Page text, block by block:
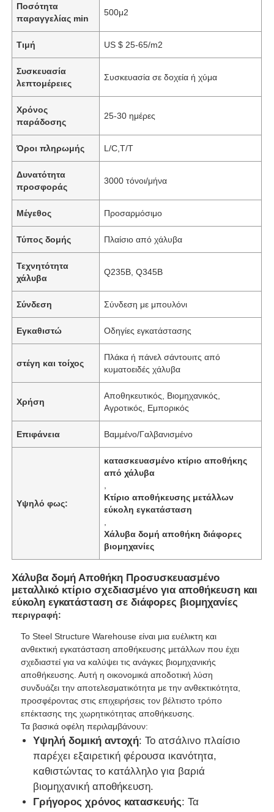
Αρχική Σελίδα
Προϊόντα
Σχετικά με εμάς
Ποσότητα
παραγγελίας min
500μ2
Τιμή US $ 25-65/m2
Συσκευασία
λεπτομέρειες
Συσκευασία σε δοχεία ή χύμα
Χρόνος
παράδοσης
25-30 ημέρες
Όροι πληρωμής L/C,T/T
Δυνατότητα
προσφοράς
3000 τόνοι/μήνα
Μέγεθος Προσαρμόσιμο
Τύπος δομής Πλαίσιο από χάλυβα
Τεχνητότητα
χάλυβα
Q235B, Q345B
Σύνδεση Σύνδεση με μπουλόνι
Εγκαθιστώ Οδηγίες εγκατάστασης
στέγη και τοίχος
Πλάκα ή πάνελ σάντουιτς από
κυματοειδές χάλυβα
Χρήση
Αποθηκευτικός, Βιομηχανικός,
Αγροτικός, Εμπορικός
Επιφάνεια Βαμμένο/Γαλβανισμένο
Υψηλό φως:
κατασκευασμένο κτίριο αποθήκης
από χάλυβα
Κτίριο αποθήκευσης μετάλλων
εύκολη εγκατάσταση
Χάλυβα δομή αποθήκη διάφορες
βιομηχανίες
Χάλυβα δομή Αποθήκη Προσυσκευασμένο
μεταλλικό κτίριο σχεδιασμένο για αποθήκευση και
εύκολη εγκατάσταση σε διάφορες βιομηχανίες
περιγραφή:
Το Steel Structure Warehouse είναι μια ευέλικτη και
ανθεκτική εγκατάσταση αποθήκευσης μετάλλων που έχει
σχεδιαστεί για να καλύψει τις ανάγκες βιομηχανικής
αποθήκευσης. Αυτή η οικονομικά αποδοτική λύση
συνδυάζει την αποτελεσματικότητα με την ανθεκτικότητα,
προσφέροντας στις επιχειρήσεις τον βέλτιστο τρόπο
επέκτασης της χωρητικότητας αποθήκευσης.
Τα βασικά οφέλη περιλαμβάνουν:
Υψηλή δομική αντοχή: Το ατσάλινο πλαίσιο
παρέχει εξαιρετική φέρουσα ικανότητα,
καθιστώντας το κατάλληλο για βαριά
βιομηχανική αποθήκευση.
Γρήγορος χρόνος κατασκευής: Τα